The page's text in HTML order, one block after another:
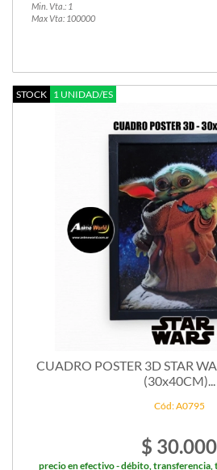
Min. Vta.: 1
Max Vta: 100000
STOCK 1 UNIDAD/ES
CUADRO POSTER 3D STAR
(30x40CM)...
Cód: A0795
$ 30.000
precio en efectivo - débito,